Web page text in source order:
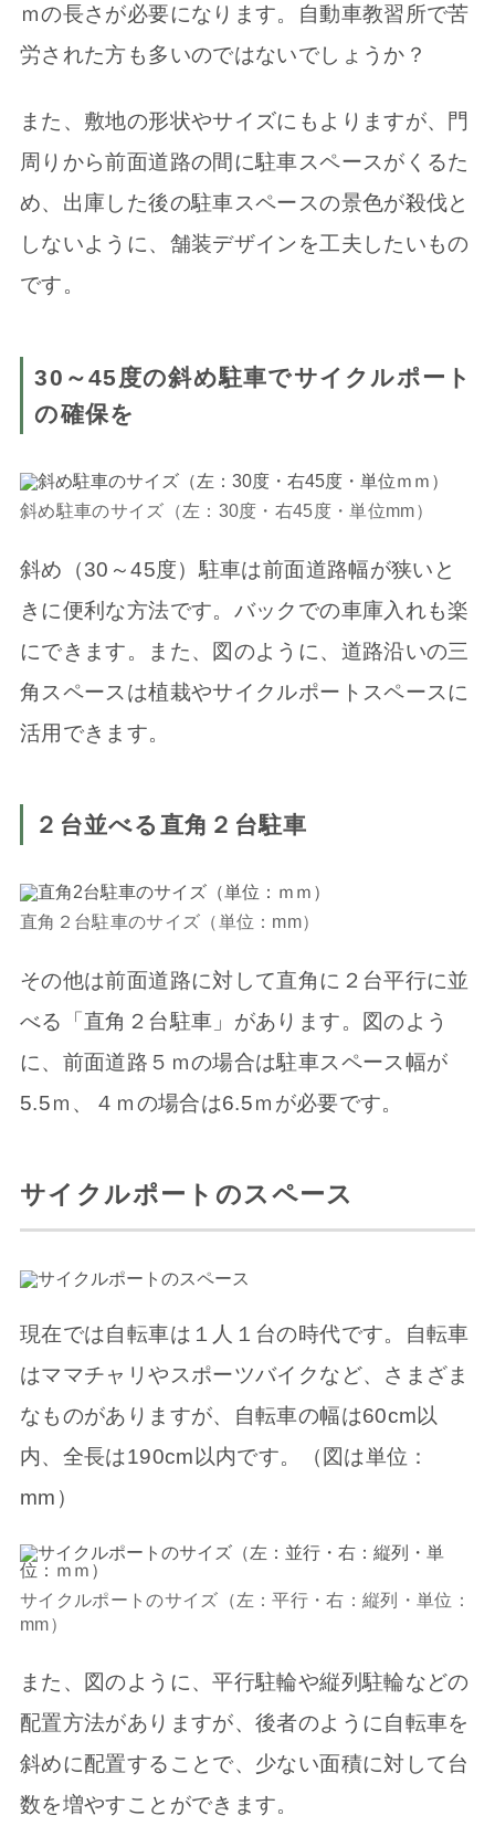
ｍの長さが必要になります。自動車教習所で苦
労された方も多いのではないでしょうか？
また、敷地の形状やサイズにもよりますが、門
周りから前面道路の間に駐車スペースがくるた
め、出庫した後の駐車スペースの景色が殺伐と
しないように、舗装デザインを工夫したいもの
です。
30 ～45度の斜め駐車でサイクルポート
の確保を
斜め駐車のサイズ（左：30度・右45度・単位mm）
斜め（30～45度）駐車は前面道路幅が狭いと
きに便利な方法です。バックでの車庫入れも楽
にできます。また、図のように、道路沿いの三
角スペースは植栽やサイクルポートスペースに
活用できます。
２台並べる直角２台駐車
直角２台駐車のサイズ（単位：mm）
その他は前面道路に対して直角に２台平行に並
べる「直角２台駐車」があります。図のよう
に、前面道路５ｍの場合は駐車スペース幅が
5.5ｍ、４ｍの場合は6.5ｍが必要です。
サイクルポートのスペース
現在では自転車は１人１台の時代です。自転車
はママチャリやスポーツバイクなど、さまざま
なものがありますが、自転車の幅は60cm以
内、全長は190cm以内です。（図は単位：
mm）
サイクルポートのサイズ（左：平行・右：縦列・単位：
mm）
また、図のように、平行駐輪や縦列駐輪などの
配置方法がありますが、後者のように自転車を
斜めに配置することで、少ない面積に対して台
数を増やすことができます。